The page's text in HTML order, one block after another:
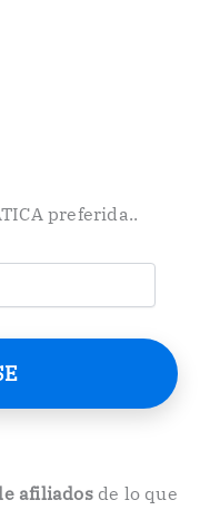
preferida..
afiliadosde lo que